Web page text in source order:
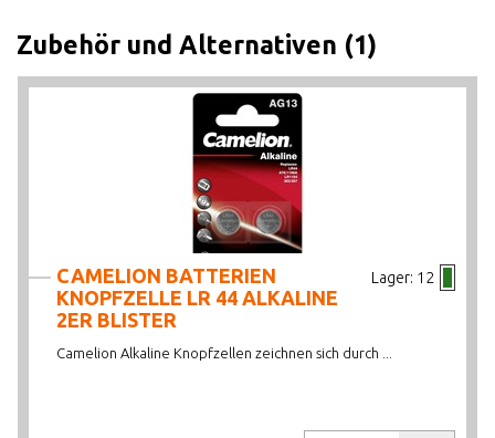
Zubehör und Alternativen (1)
Lager: 12
CAMELION BATTERIEN
KNOPFZELLE LR 44 ALKALINE
2ER BLISTER
Camelion Alkaline Knopfzellen zeichnen sich durch ...